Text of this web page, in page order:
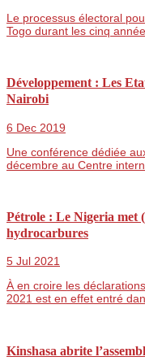
Le processus électoral
Togo durant les cinq
Développement : Les
Nairobi
6 Dec 2019
Une conférence dédiée
décembre au Centre
Pétrole : Le Nigeria met
hydrocarbures
5 Jul 2021
À en croire les
2021 est en effet entré
Kinshasa abrite